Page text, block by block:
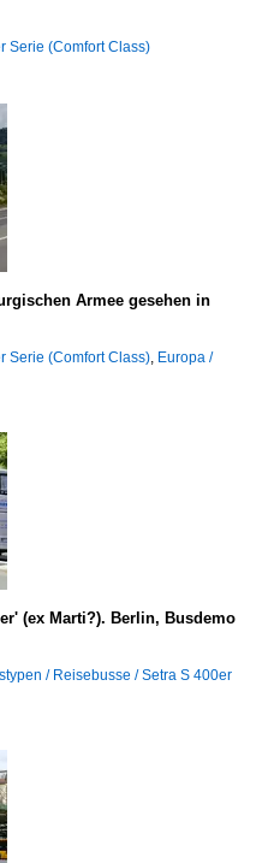
Serie (Comfort Class)
Armee gesehen in
Serie (Comfort Class), Europa /
(ex Marti?). Berlin, Busdemo
/ Reisebusse / Setra S 400er